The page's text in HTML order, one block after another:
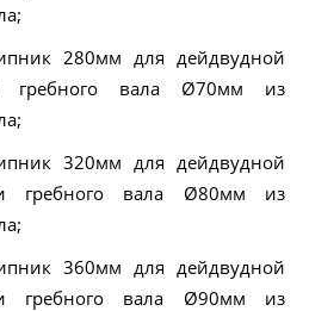
280мм для дейдвудной
вала Ø70мм из
320мм для дейдвудной
гребного вала Ø80мм из
360мм для дейдвудной
гребного вала Ø90мм из